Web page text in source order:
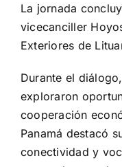
La jornada
vicecanciller
Exteriores de
Durante el
exploraron
cooperación
Panamá destacó
conectividad y